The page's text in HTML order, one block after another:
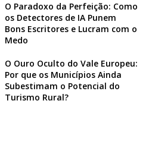
O Paradoxo da Perfeição: Como
os Detectores de IA Punem
Bons Escritores e Lucram com o
Medo
O Ouro Oculto do Vale Europeu:
Por que os Municípios Ainda
Subestimam o Potencial do
Turismo Rural?